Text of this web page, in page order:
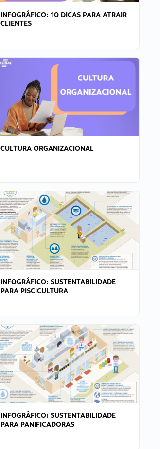
INFOGRÁFICO: 10 DICAS PARA ATRAIR
CLIENTES
CULTURA ORGANIZACIONAL
INFOGRÁFICO: SUSTENTABILIDADE
PARA PISCICULTURA
INFOGRÁFICO: SUSTENTABILIDADE
PARA PANIFICADORAS